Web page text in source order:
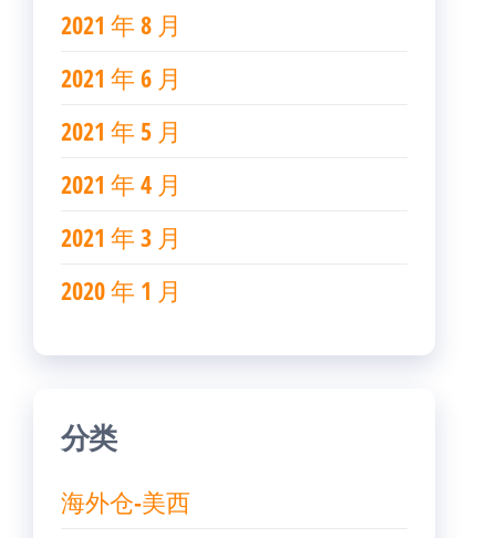
2021 年 8 月
2021 年 6 月
2021 年 5 月
2021 年 4 月
2021 年 3 月
2020 年 1 月
分类
海外仓-美西